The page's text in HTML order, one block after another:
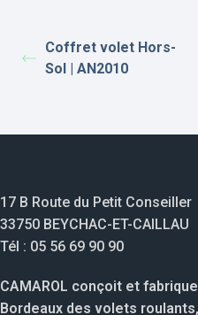
Coffret volet Hors-
Sol | AN2010
17 B Route du Petit Conseiller
33750 BEYCHAC-ET-CAILLAU
Tél : 05 56 69 90 90
CAMAROL conçoit et
Bordeaux des volets